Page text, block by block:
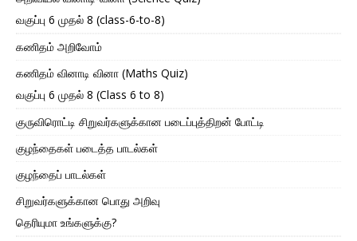
வகுப்பு 6 முதல் 8 (class-6-to-8)
கணிதம் அறிவோம்
கணிதம் வினாடி வினா (Maths Quiz)
வகுப்பு 6 முதல் 8 (Class 6 to 8)
குருவிரொட்டி சிறுவர்களுக்கான படைப்புத்திறன் போட்டி
குழந்தைகள் படைத்த பாடல்கள்
குழந்தைப் பாடல்கள்
சிறுவர்களுக்கான பொது அறிவு
தெரியுமா உங்களுக்கு?